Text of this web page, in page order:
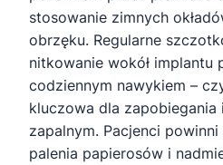
stosowanie zimnych
obrzęku. Regularne
nitkowanie wokół implantu
codziennym nawykiem –
kluczowa dla zapobiegania
zapalnym. Pacjenci
palenia papierosów i